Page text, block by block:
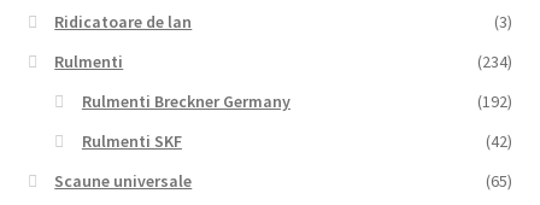
Ridicatoare de lan
(3)
Rulmenti
(234)
Rulmenti Breckner Germany
(192)
Rulmenti SKF
(42)
Scaune universale
(65)